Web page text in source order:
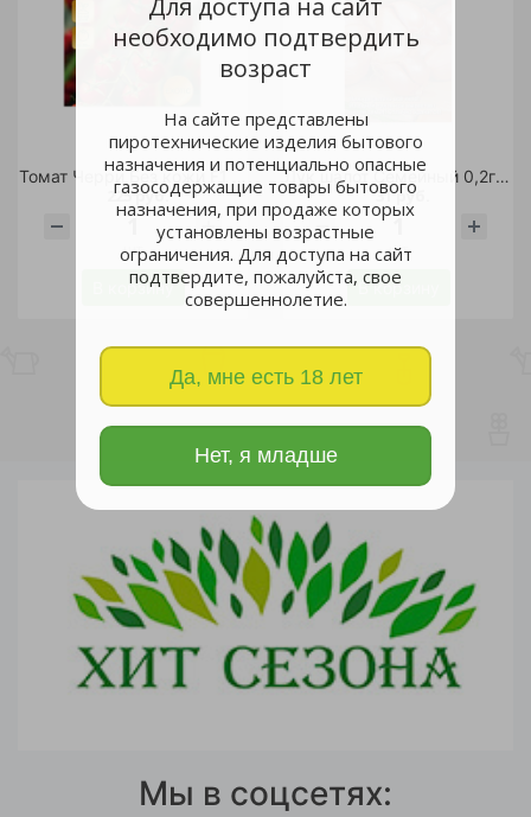
Для доступа на сайт
необходимо подтвердить
возраст
На сайте представлены
пиротехнические изделия бытового
назначения и потенциально опасные
газосодержащие товары бытового
назначения, при продаже которых
установлены возрастные
ограничения. Для доступа на сайт
подтвердите, пожалуйста, свое
совершеннолетие.
Да, мне есть 18 лет
Нет, я младше
Томат Черри Без кожи F1 3шт/5
225 руб.
шт
В корзину
Лук шалот Семейный 0,2гр /10
31 руб.
шт
В корзину
Мы в соцсетях: